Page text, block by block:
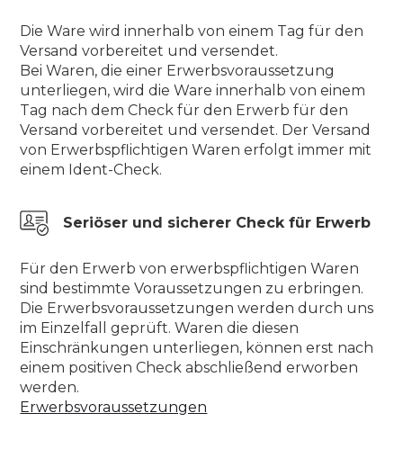
Die Ware wird innerhalb von einem Tag für den
Versand vorbereitet und versendet.
Bei Waren, die einer Erwerbsvoraussetzung
unterliegen, wird die Ware innerhalb von einem
Tag nach dem Check für den Erwerb für den
Versand vorbereitet und versendet. Der Versand
von Erwerbspflichtigen Waren erfolgt immer mit
einem Ident-Check.
Seriöser und sicherer Check für Erwerb
Für den Erwerb von erwerbspflichtigen Waren
sind bestimmte Voraussetzungen zu erbringen.
Die Erwerbsvoraussetzungen werden durch uns
im Einzelfall geprüft. Waren die diesen
Einschränkungen unterliegen, können erst nach
einem positiven Check abschließend erworben
werden.
Erwerbsvoraussetzungen